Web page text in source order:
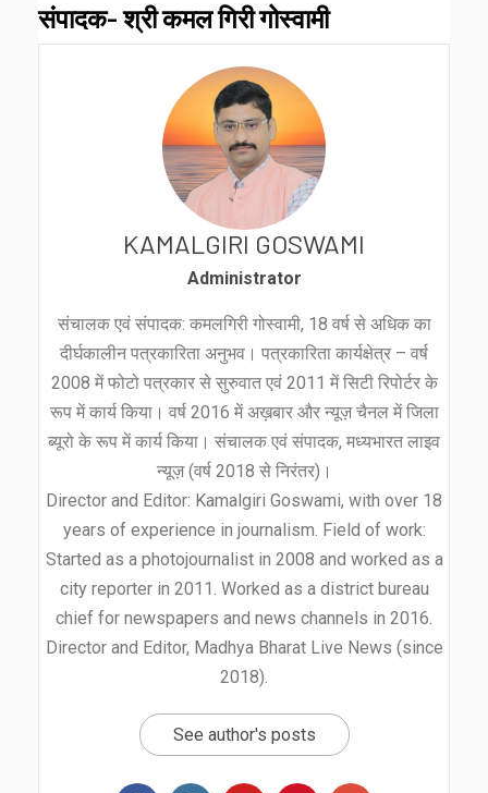
संपादक- श्री कमल गिरी गोस्वामी
KAMALGIRI GOSWAMI
Administrator
संचालक एवं संपादक: कमलगिरी गोस्वामी, 18 वर्ष से अधिक का
दीर्घकालीन पत्रकारिता अनुभव। पत्रकारिता कार्यक्षेत्र – वर्ष
2008 में फोटो पत्रकार से सुरुवात एवं 2011 में सिटी रिपोर्टर के
रूप में कार्य किया। वर्ष 2016 में अख़बार और न्यूज़ चैनल में जिला
ब्यूरो के रूप में कार्य किया। संचालक एवं संपादक, मध्यभारत लाइव
न्यूज़ (वर्ष 2018 से निरंतर)।
Director and Editor: Kamalgiri Goswami, with over 18
years of experience in journalism. Field of work:
Started as a photojournalist in 2008 and worked as a
city reporter in 2011. Worked as a district bureau
chief for newspapers and news channels in 2016.
Director and Editor, Madhya Bharat Live News (since
2018).
See author's posts